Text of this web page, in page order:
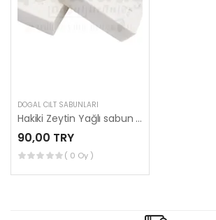
DOĞAL CILT SABUNLARI
Hakiki Zeytin Yağlı sabun - 130 g
90,00 TRY
( 0 Oy )